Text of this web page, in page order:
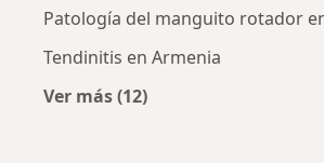
Patología del manguito rotador
Tendinitis en Armenia
Ver más (12)